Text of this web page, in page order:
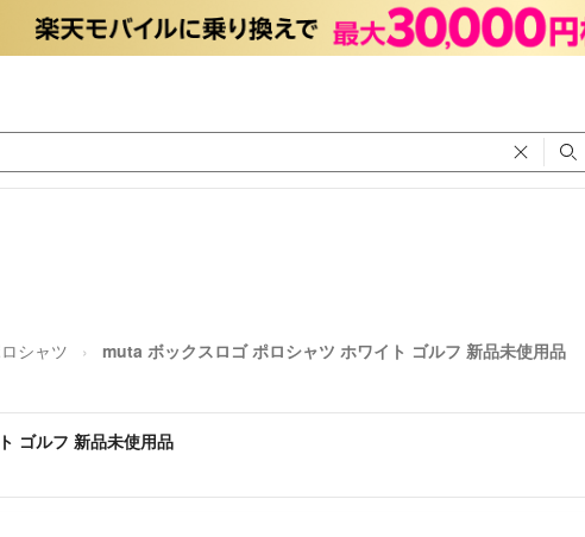
シャツ muta ボックスロゴ ポロシャツ ホワイト ゴルフ 新品未使用品
ゴルフ 新品未使用品